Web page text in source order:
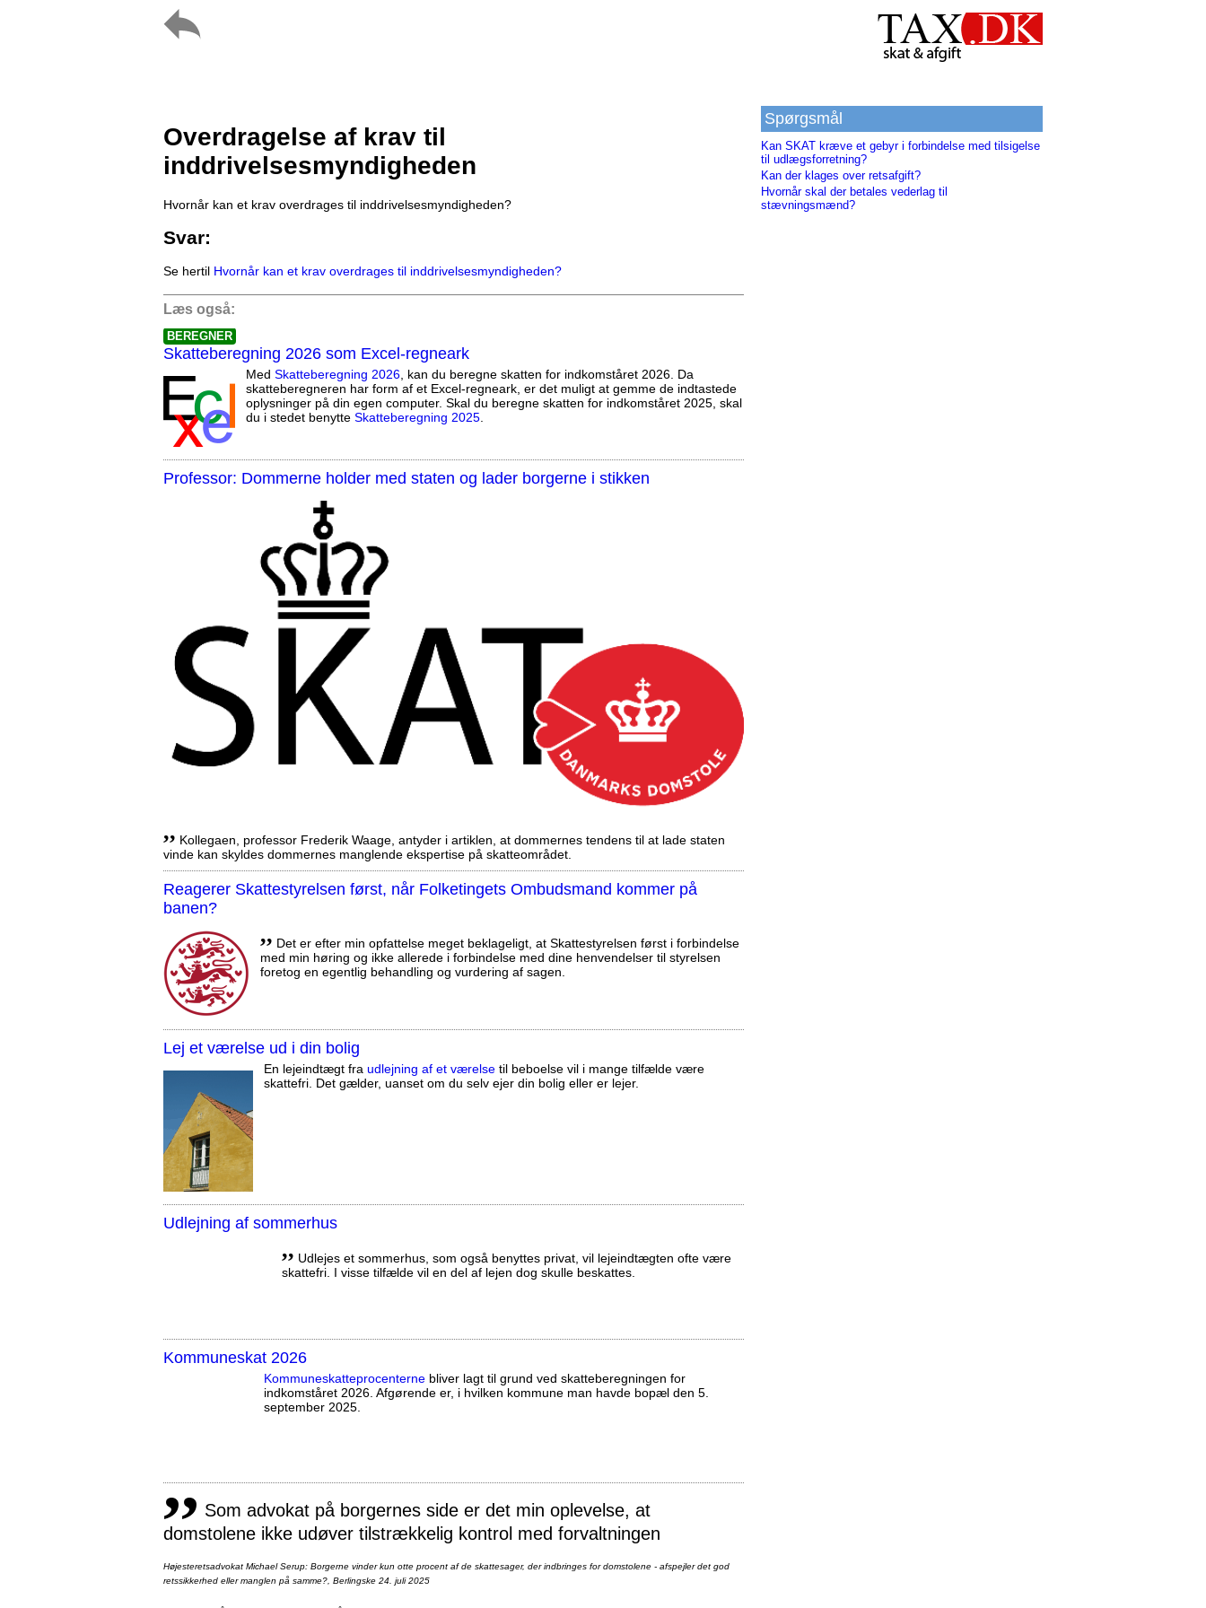
Overdragelse af krav til
inddrivelsesmyndigheden
Hvornår kan et krav overdrages til inddrivelsesmyndigheden?
Svar:
Se hertil Hvornår kan et krav overdrages til inddrivelsesmyndigheden?
Læs også:
BEREGNER
Skatteberegning 2026 som Excel-regneark
Med Skatteberegning 2026, kan du beregne skatten for indkomståret 2026. Da
skatteberegneren har form af et Excel-regneark, er det muligt at gemme de indtastede
oplysninger på din egen computer. Skal du beregne skatten for indkomståret 2025, skal
du i stedet benytte Skatteberegning 2025.
Professor: Dommerne holder med staten og lader borgerne i stikken
,, Kollegaen, professor Frederik Waage, antyder i artiklen, at dommernes tendens til at lade staten
vinde kan skyldes dommernes manglende ekspertise på skatteområdet.
Reagerer Skattestyrelsen først, når Folketingets Ombudsmand kommer på
banen?
,, Det er efter min opfattelse meget beklageligt, at Skattestyrelsen først i forbindelse
med min høring og ikke allerede i forbindelse med dine henvendelser til styrelsen
foretog en egentlig behandling og vurdering af sagen.
Lej et værelse ud i din bolig
En lejeindtægt fra udlejning af et værelse til beboelse vil i mange tilfælde være
skattefri. Det gælder, uanset om du selv ejer din bolig eller er lejer.
Udlejning af sommerhus
,, Udlejes et sommerhus, som også benyttes privat, vil lejeindtægten ofte være
skattefri. I visse tilfælde vil en del af lejen dog skulle beskattes.
Kommuneskat 2026
Kommuneskatte­procenterne bliver lagt til grund ved skatteberegningen for
indkomståret 2026. Afgørende er, i hvilken kommune man havde bopæl den 5.
september 2025.
,, Som advokat på borgernes side er det min oplevelse, at
domstolene ikke udøver tilstrækkelig kontrol med forvaltningen
Højesteretsadvokat Michael Serup: Borgerne vinder kun otte procent af de skattesager, der indbringes for domstolene - afspejler det god
retssikkerhed eller manglen på samme?, Berlingske 24. juli 2025
Spørgsmål
Kan SKAT kræve et gebyr i forbindelse med tilsigelse
til udlægsforretning?
Kan der klages over retsafgift?
Hvornår skal der betales vederlag til
stævningsmænd?